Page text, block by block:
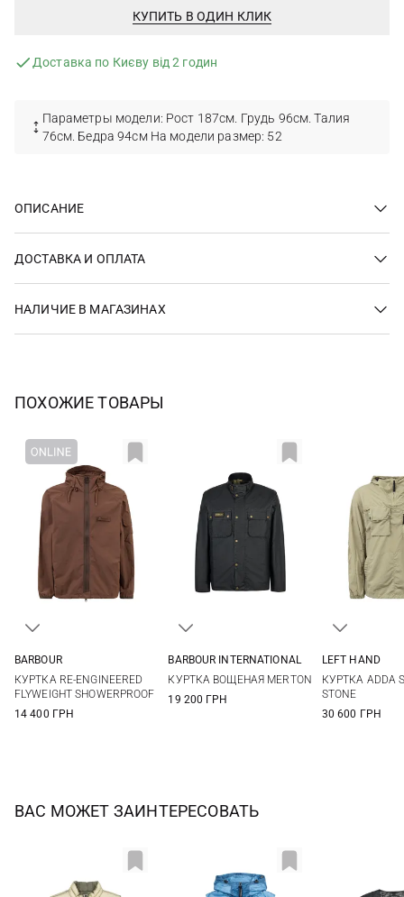
КУПИТЬ В ОДИН КЛИК
Доставка по Києву від 2 годин
Параметры модели: Рост 187см. Грудь 96см. Талия
76см. Бедра 94см На модели размер: 52
ОПИСАНИЕ
ДОСТАВКА И ОПЛАТА
НАЛИЧИЕ В МАГАЗИНАХ
ПОХОЖИЕ ТОВАРЫ
XXL
BARBOUR
КУРТКА RE-ENGINEERED
FLYWEIGHT SHOWERPROOF
14 400 ГРН
BARBOUR INTERNATIONAL
КУРТКА ВОЩЕНАЯ MERTON
19 200 ГРН
LEFT HAND
КУРТКА ADDA
STONE
30 600 ГРН
ВАС МОЖЕТ ЗАИНТЕРЕСОВАТЬ